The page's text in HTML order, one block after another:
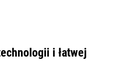
i łatwej